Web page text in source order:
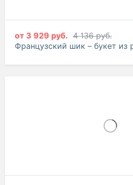
от 3 929 руб. 4 136 руб.
Французский шик – букет из